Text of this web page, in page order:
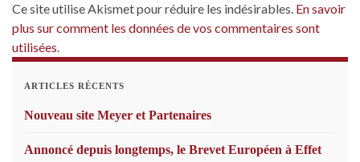
Ce site utilise Akismet pour réduire les indésirables. En savoir
plus sur comment les données de vos commentaires sont
utilisées.
ARTICLES RÉCENTS
Nouveau site Meyer et Partenaires
Annoncé depuis longtemps, le Brevet Européen à Effet